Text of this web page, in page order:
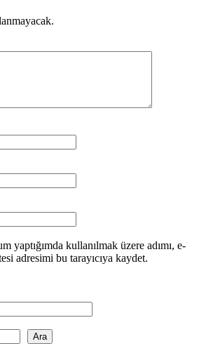
yaptığımda kullanılmak üzere adımı, e-
adresimi bu tarayıcıya kaydet.
Ara